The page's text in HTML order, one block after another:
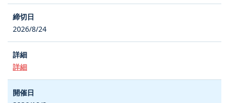
2026/8/24
詳細